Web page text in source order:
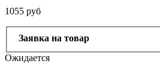
1055 руб
Заявка на товар
Ожидается